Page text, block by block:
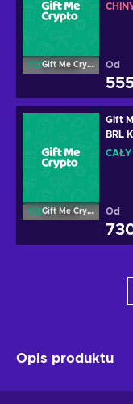
Gift Me Crypto Od
Gift Me Crypto
Gift
BRL
Od
Opis produktu